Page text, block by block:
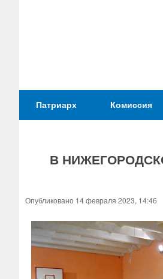
Патриаршая
Комиссия
вопросам
физической
спорта
Патриарх Комиссия
здесь
В
Опубликовано 14 февраля 2023, 14:46